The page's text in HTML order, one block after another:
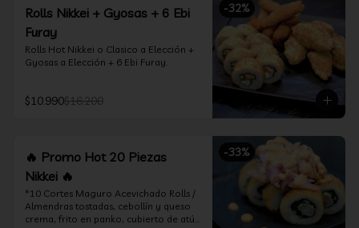
frito en tempura.
-Kanikama, queso crema, envuelto en
nori (hosomaki)
-32%
Rolls Nikkei + Gyosas + 6 Ebi
Furay
Rolls Hot Nikkei o Clasico a Elección +
Gyosas a Elección + 6 Ebi Furay.
$10.990$16.200
-33%
🔥 Promo Hot 20 Piezas
Nikkei 🔥
*10 Cortes Maguro Acevichado Rolls /
Almendras tostadas, cebollín y queso
crema, frito en panko, cubierto de atún